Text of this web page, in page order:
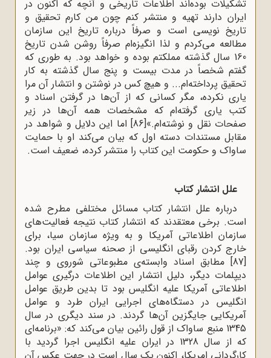
تشکیلات بوده‌اند اطلاعات تاریخی و آنچه که اکنون در
ایران دارند تهیه و منتشر کنم چون من کارم تحقیق و
تاریخ نویسی است و صرفاً درباره تاریخ این سازمان
مطالعه می‌کردم و لذا انگیزه‌ام صرفاً روشن شدن تاریخ
160 سال گذشته مملکتم بوده و خواهد بود. به طوری که
گفتم شخصاً در مدت بیست و پنج سال گذشته به کار
تحقیق پرداخته‌ام... و هیچ کس در نوشتن و انتشار آن مرا
یاری نکرده، مگر کسانی که از آن‌ها در گرفتن اسناد و
کتب یاری گرفته‌ام که مشخصات همه آن‌ها در زیر
صفحات نقل و نوشته‌ام.»[86]
اما این دلایل و شواهد در
مقابل مستندات دسته اول که بیان می‌کند او با حمایت
ساواک و حکومت این کتاب را منتشر کرده، ضعیف است.
علل انتشار کتاب
درباره علل انتشار کتاب مسائل مختلفی مطرح شده
است. برخی معتقدند که انتشار کتاب نتیجه فعالیت‌های
سازمان اطلاعاتی آمریکا و به ویژه سازمان سیا، برای
خارج کردن رقبای انگلیسی از صحنه سیاسی ایران بود.
[87]
مطابق اسناد وابسته‌ی مطبوعاتى شوروى و چند
دیپلمات دیگر، دلیل انتشار این اطلاعات درگیرى عوامل
اطلاعاتى آمریکا علیه انگلیس بود تا بدین طریق عوامل
انگلیس در دستگاه‌هاى اجرایى ایران طرد و عوامل
آمریکایى جایگزین آن‌ها گردند. در سند دیگرى در سال
1345 منبع ساواک از قول رائین بیان می‌کند که: «برنامه‌اى
که از سال 1328 در ایران علیه انگلیس اجرا گردید با